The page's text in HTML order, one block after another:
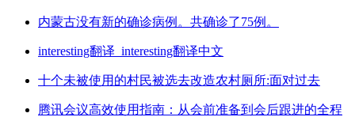
内蒙古没有新的确诊病例。共确诊了75例。
interesting翻译_interesting翻译中文
十个未被使用的村民被选去改造农村厕所:面对过去
腾讯会议高效使用指南：从会前准备到会后跟进的全程